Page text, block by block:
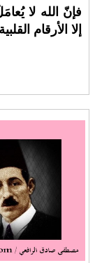
فإنّ الله لا
إلا الأرقام